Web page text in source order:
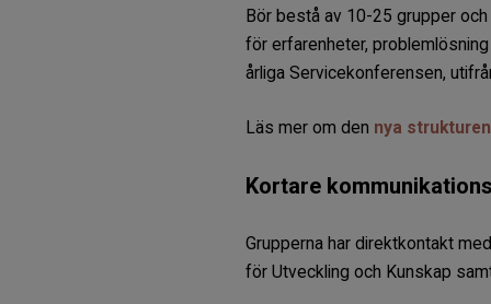
Bör bestå av 10-25 grupper
för erfarenheter,
årliga Servicekonferensen,
Läs mer om den nya
Kortare
Grupperna har direktkontakt
för Utveckling och Kunskap